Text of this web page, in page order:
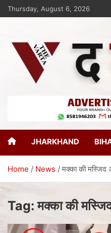
Thursday, August 6, 2026
The Varta
JHARKHAND
Home News मक्का की मस्जिद
Tag:मक्का की